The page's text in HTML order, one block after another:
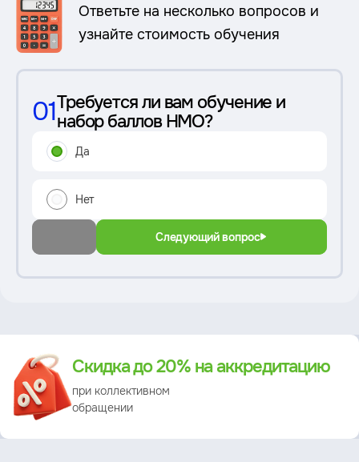
Ответьте на несколько вопросов и
узнайте стоимость обучения
01Требуется ли вам обучение и
набор баллов НМО?
Да
Нет
Следующий вопрос
Преимущество
Скидка до 20% на аккредитацию
при коллективном
обращении